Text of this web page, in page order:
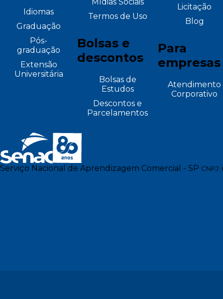
Idiomas
Graduação
Pós-
graduação
Extensão
Universitária
Termos de Uso
Bolsas e
descontos
Bolsas de
Estudos
Descontos e
Parcelamentos
Licitação
Blog
Para
empresas
Atendimento
Corporativo
Serviço Nacional de Aprendizagem Comercial - SP